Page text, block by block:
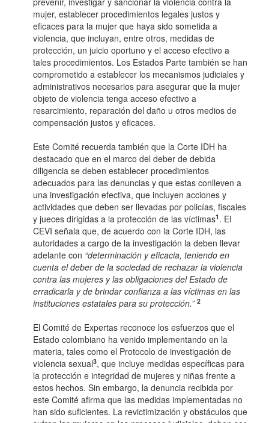
mujer, establecer procedimientos legales justos y
eficaces para la mujer que haya sido sometida a
violencia, que incluyan, entre otros, medidas de
protección, un juicio oportuno y el acceso efectivo a
tales procedimientos. Los Estados Parte también se han
comprometido a establecer los mecanismos judiciales y
administrativos necesarios para asegurar que la mujer
objeto de violencia tenga acceso efectivo a
resarcimiento, reparación del daño u otros medios de
compensación justos y eficaces.
Este Comité recuerda también que la Corte IDH ha
destacado que en el marco del deber de debida
diligencia se deben establecer procedimientos
adecuados para las denuncias y que estas conlleven a
una investigación efectiva, que incluyen acciones y
actividades que deben ser llevadas por policías, fiscales
y jueces dirigidas a la protección de las víctimas1 . El
CEVI señala que, de acuerdo con la Corte IDH, las
autoridades a cargo de la investigación la deben llevar
adelante con “determinación y eficacia, teniendo en
cuenta el deber de la sociedad de rechazar la violencia
contra las mujeres y las obligaciones del Estado de
erradicarla y de brindar confianza a las víctimas en las
instituciones estatales para su protección.” 2
El Comité de Expertas reconoce los esfuerzos que el
Estado colombiano ha venido implementando en la
materia, tales como el Protocolo de investigación de
violencia sexual3, que incluye medidas específicas para
la protección e integridad de mujeres y niñas frente a
estos hechos. Sin embargo, la denuncia recibida por
este Comité afirma que las medidas implementadas no
han sido suficientes. La revictimización y obstáculos que